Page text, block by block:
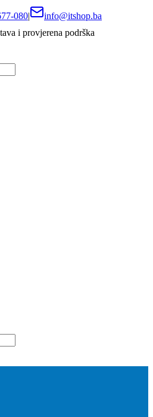
080|
info@itshop.ba
i provjerena podrška